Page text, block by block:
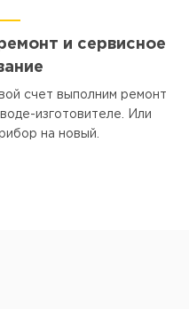
и сервисное
счет выполним ремонт
изготовителе. Или
на новый.